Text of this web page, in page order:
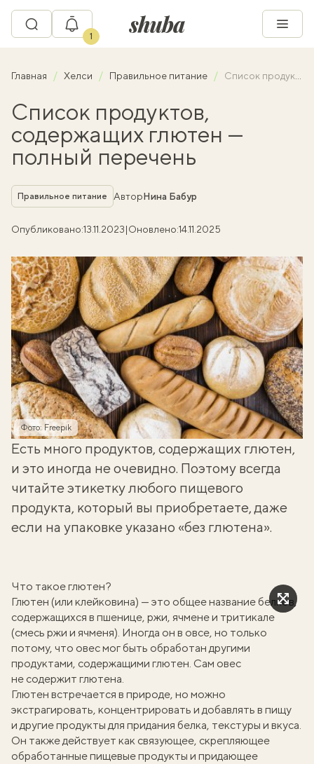
1
Главная Хелси Правильное питание Список продуктов, содержащих глютен — полный перечень
Список продуктов,
содержащих глютен —
полный перечень
Рубрика
Правильное питание АвторНина Бабур
Опубликовано:13.11.2023|Оновлено:14.11.2025
Фото: Freepik
Есть много продуктов, содержащих глютен,
и это иногда не очевидно. Поэтому всегда
читайте этикетку любого пищевого
продукта, который вы приобретаете, даже
если на упаковке указано «без глютена».
Что такое глютен?
Глютен (или клейковина) — это общее название белков,
содержащихся в пшенице, ржи, ячмене и тритикале
(смесь ржи и ячменя). Иногда он в овсе, но только
потому, что овес мог быть обработан другими
продуктами, содержащими глютен. Сам овес
не содержит глютена.
Глютен встречается в природе, но можно
экстрагировать, концентрировать и добавлять в пищу
и другие продукты для придания белка, текстуры и вкуса.
Он также действует как связующее, скрепляющее
обработанные пищевые продукты и придающее